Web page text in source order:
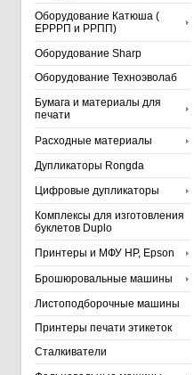
Оборудование Катюша (
ЕРРРП и РРПП)
Оборудование Sharp
Оборудование Техноэволаб
Бумага и материалы для
печати
Расходные материалы
Дупликаторы Rongda
Цифровые дупликаторы
Комплексы для изготовления
буклетов Duplo
Принтеры и МФУ HP, Epson
Брошюровальные машины
Листоподборочные машины
Принтеры печати этикеток
Сталкиватели